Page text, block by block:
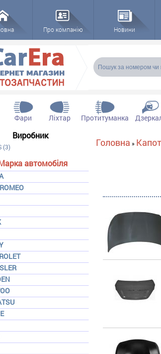
Про компанію Новини
Фари Ліхтар Протитуманка
Виробник
filter
(3)Apply FPS filter
автомобіля
Ви є тут
Головна »